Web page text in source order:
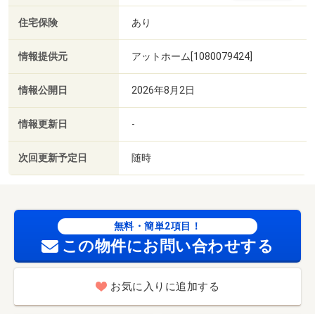
住宅保険 あり
情報提供元 アットホーム[1080079424]
情報公開日 2026年8月2日
情報更新日 -
次回更新予定日 随時
無料・簡単2項目！
この物件にお問い合わせする
お気に入りに追加する